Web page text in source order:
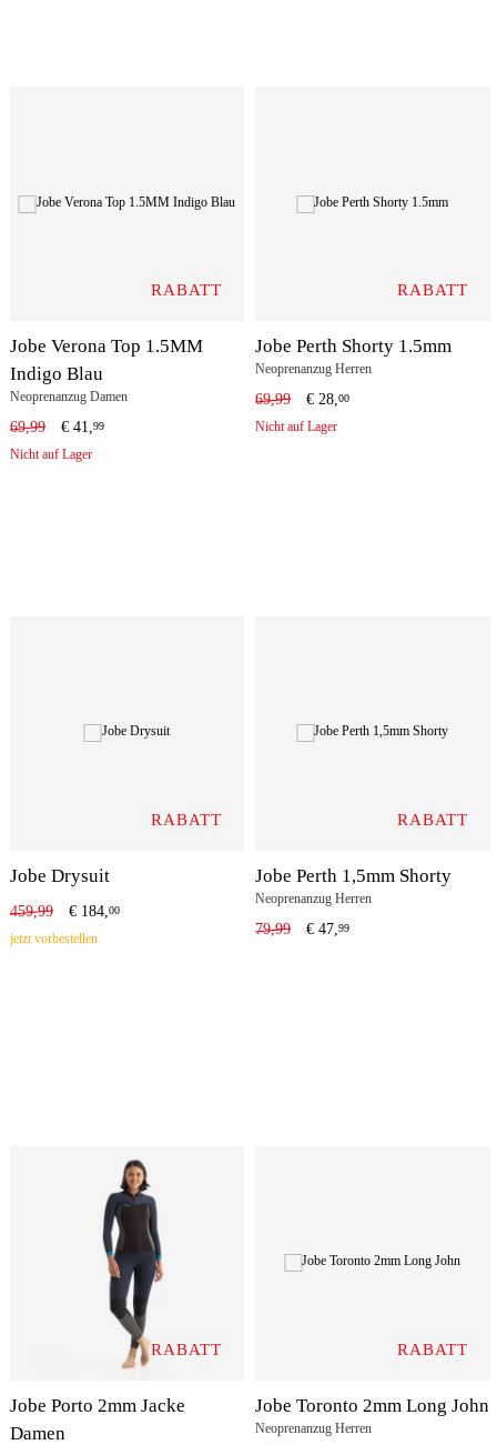
RABATT
Jobe Verona Top 1.5MM
Indigo Blau
Neoprenanzug Damen
69,99 € 41,99
Nicht auf Lager
RABATT
Jobe Perth Shorty 1.5mm
Neoprenanzug Herren
69,99 € 28,00
Nicht auf Lager
RABATT
Jobe Drysuit
459,99 € 184,00
jetzt vorbestellen
RABATT
Jobe Perth 1,5mm Shorty
Neoprenanzug Herren
79,99 € 47,99
RABATT
Jobe Porto 2mm Jacke
Damen
RABATT
Jobe Toronto 2mm Long John
Neoprenanzug Herren